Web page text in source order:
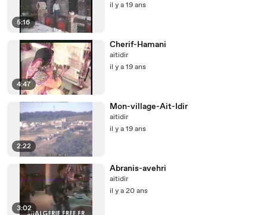
5:16
il y a 19 ans
4:47
Cherif-Hamani
aitidir
il y a 19 ans
2:22
Mon-village-Ait-Idir
aitidir
il y a 19 ans
3:02
Abranis-avehri
aitidir
il y a 20 ans